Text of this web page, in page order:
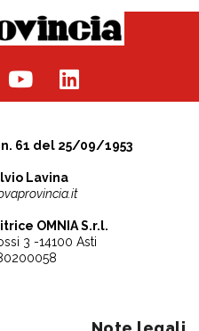
61 del 25/09/1953
Lavina
OMNIA S.r.l.
3 -14100 Asti